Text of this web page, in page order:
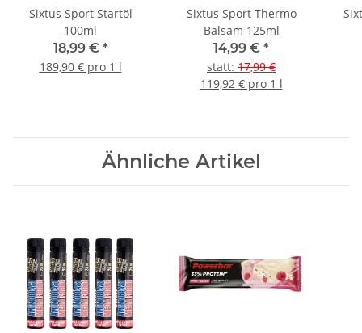
Sixtus Sport Startöl
100ml
18,99 € *
189,90 € pro 1 l
Sixtus Sport Thermo
Balsam 125ml
14,99 € *
statt: 17,99 €
119,92 € pro 1 l
Ähnliche Artikel